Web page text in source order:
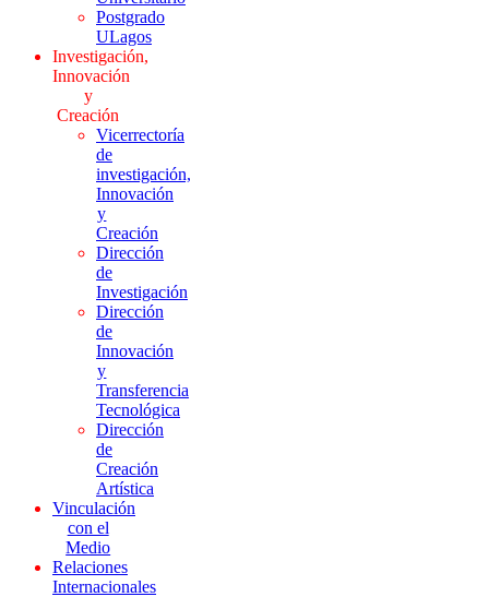
Postgrado
ULagos
Investigación,
Innovación
y
Creación
Vicerrectoría
de
investigación,
Innovación
y
Creación
Dirección
de
Investigación
Dirección
de
Innovación
y
Transferencia
Tecnológica
Dirección
de
Creación
Artística
Vinculación
con el
Medio
Relaciones
Internacionales